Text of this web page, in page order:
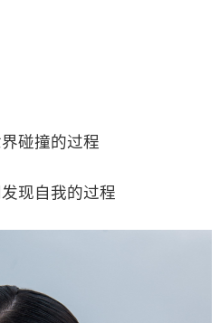
碰撞的过程
现自我的过程